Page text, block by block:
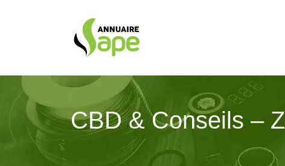
CBD & Conseils –